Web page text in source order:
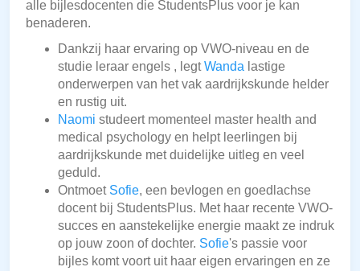
alle bijlesdocenten die StudentsPlus voor je kan
benaderen.
Dankzij haar ervaring op VWO-niveau en de
studie leraar engels , legtWanda lastige
onderwerpen van het vak aardrijkskunde helder
en rustig uit.
Naomi studeert momenteel master health and
medical psychology en helpt leerlingen bij
aardrijkskunde met duidelijke uitleg en veel
geduld.
Ontmoet Sofie, een bevlogen en goedlachse
docent bij StudentsPlus. Met haar recente VWO-
succes en aanstekelijke energie maakt ze indruk
op jouw zoon of dochter. Sofie's passie voor
bijles komt voort uit haar eigen ervaringen en ze